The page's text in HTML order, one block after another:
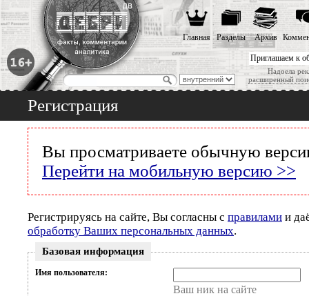
Приглашаем к
Надоела
расширенный
Главная Разделы Архив
Регистрация
Вы просматриваете обычную
Перейти на мобильную версию >>
Регистрируясь на сайте, Вы согласны с правилами и
обработку Ваших персональных данных.
Базовая информация
Имя пользователя:
Ваш ник на сайте